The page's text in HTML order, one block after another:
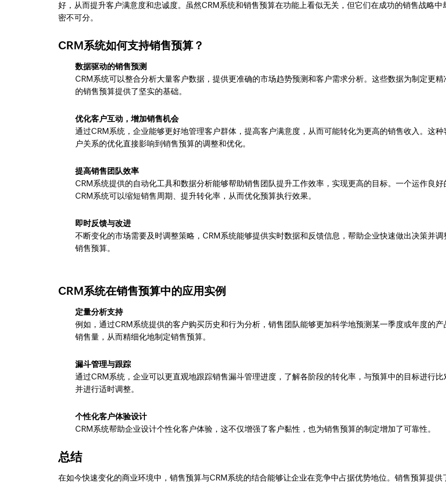
好，从而提升客户满意度和忠诚度。虽然CRM系统和销售预算在功能上看似无关，但它们在成功的销售战略中
密不可分。
CRM系统如何支持销售预算？
数据驱动的销售预测
CRM系统可以整合分析大量客户数据，提供更准确的市场趋势预测和客户需求分析。这些数据为制定更精
的销售预算提供了坚实的基础。
优化客户互动，增加销售机会
通过CRM系统，企业能够更好地管理客户群体，提高客户满意度，从而可能转化为更高的销售收入。这种
户关系的优化直接影响到销售预算的调整和优化。
提高销售团队效率
CRM系统提供的自动化工具和数据分析能够帮助销售团队提升工作效率，实现更高的目标。一个运作良好
CRM系统可以缩短销售周期、提升转化率，从而优化预算执行效果。
即时反馈与改进
不断变化的市场需要及时调整策略，CRM系统能够提供实时数据和反馈信息，帮助企业快速做出决策并调
销售预算。
CRM系统在销售预算中的应用实例
定量分析支持
例如，通过CRM系统提供的客户购买历史和行为分析，销售团队能够更加科学地预测某一季度或年度的产
销售量，从而精细化地制定销售预算。
漏斗管理与跟踪
通过CRM系统，企业可以更直观地跟踪销售漏斗管理进度，了解各阶段的转化率，与预算中的目标进行比
并进行适时调整。
个性化客户体验设计
CRM系统帮助企业设计个性化客户体验，这不仅增强了客户黏性，也为销售预算的制定增加了可靠性。
总结
在如今快速变化的商业环境中，销售预算与CRM系统的结合能够让企业在竞争中占据优势地位。销售预算提供